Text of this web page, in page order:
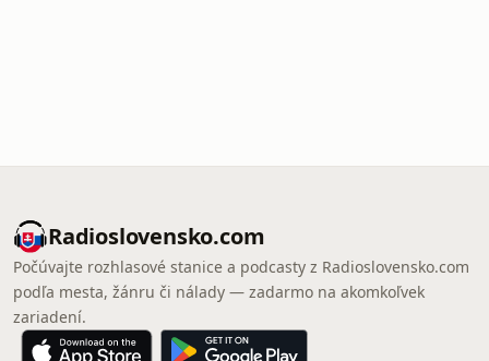
Radioslovensko.com
Počúvajte rozhlasové stanice a podcasty z Radioslovensko.com
podľa mesta, žánru či nálady — zadarmo na akomkoľvek
zariadení.